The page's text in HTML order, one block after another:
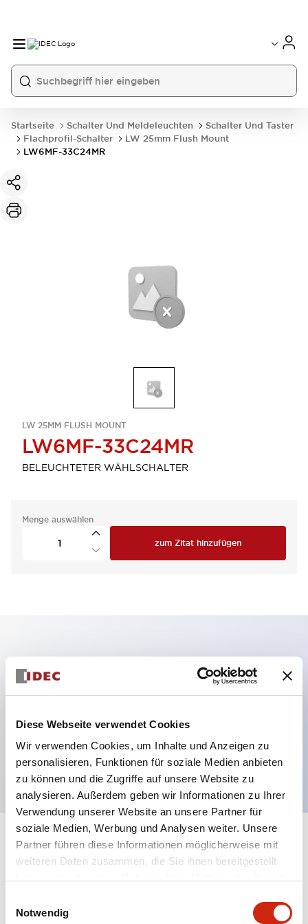
Diese Webseite verwendet Cookies
Wir verwenden Cookies, um Inhalte und Anzeigen zu
personalisieren, Funktionen für soziale Medien anbieten
zu können und die Zugriffe auf unsere Website zu
analysieren. Außerdem geben wir Informationen zu Ihrer
Verwendung unserer Website an unsere Partner für
soziale Medien, Werbung und Analysen weiter. Unsere
Partner führen diese Informationen möglicherweise mit
weiteren Daten zusammen, die Sie ihnen bereitgestellt
Notwendig
Startseite Schalter Und Meldeleuchten
Schalter Und Taster
Flachprofil-Schalter
LW 25mm Flush Mount
LW6MF-33C24MR
LW 25MM FLUSH MOUNT
LW6MF-33C24MR
BELEUCHTETER WÄHLSCHALTER
Menge auswählen
zum Zitat hinzufügen
Mehrfachbefestigung möglich
Der schlüsselsichere Selektorschalter verwendet
eine hochsichere Stiftzuhaltungsstruktur
Schutzart IP65 (IEC60529)
Spezifikationen Alle erweitern
Aesthetic Specifications
Electrical Specifications (rated illuminated